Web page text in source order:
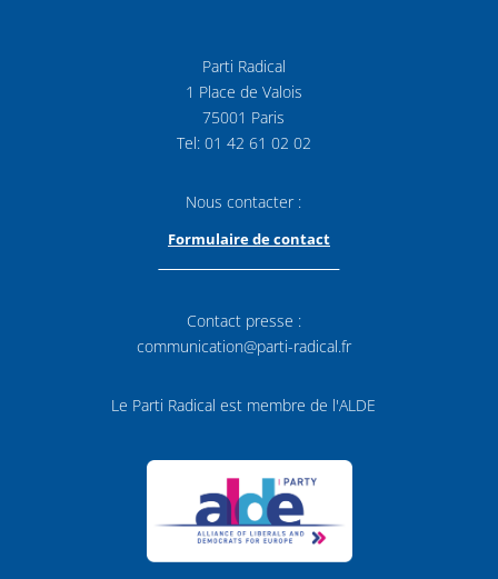
Parti Radical
1 Place de Valois
75001 Paris
Tel: 01 42 61 02 02
Nous contacter :
Formulaire de contact
Contact presse :
communication@parti-radical.fr
Le Parti Radical est membre de l'ALDE